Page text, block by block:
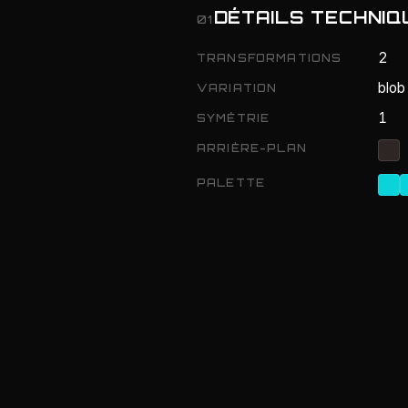
01 DÉTAILS
TRANSFORMATIONS 2
VARIATION blob
SYMÉTRIE 1
ARRIÈRE-PLAN
PALETTE